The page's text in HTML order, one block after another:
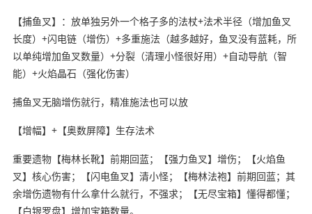
【捕鱼叉】：放单独另外一个格子多的法杖+法术半径（增加鱼叉
长度）+闪电链（增伤）+多重施法（越多越好，鱼叉没有蓝耗，所
以单纯增加鱼叉数量）+分裂（清理小怪很好用）+自动导航（智
能）+火焰晶石（强化伤害）
捕鱼叉无脑增伤就行，精准施法也可以放
【增幅】+【奥数屏障】生存法术
重要遗物【梅林长靴】前期回蓝；【强力鱼叉】增伤；【火焰鱼
叉】核心伤害；【闪电鱼叉】清小怪；【梅林法袍】前期回蓝；其
余增伤遗物有什么拿什么就行，不强求；【无尽宝箱】懂得都懂；
【白银罗盘】增加宝箱数量。